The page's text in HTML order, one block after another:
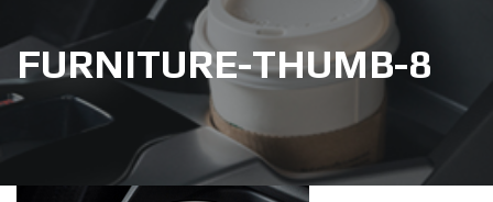
FURNITURE-THUMB-8